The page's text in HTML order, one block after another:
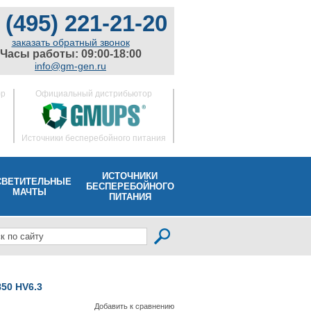
(495) 221-21-20
заказать обратный звонок
Часы работы: 09:00-18:00
info@gm-gen.ru
Официальный дистрибьютор
Источники бесперебойного питания
МАЧТЫ
ИСТОЧНИКИ
БЕСПЕРЕБОЙНОГО
ПИТАНИЯ
HV6.3
Добавить к сравнению